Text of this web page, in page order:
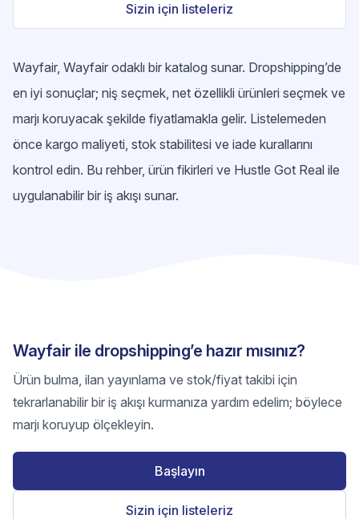
Sizin için listeleriz
Wayfair, Wayfair odaklı bir katalog sunar. Dropshipping’de
en iyi sonuçlar; niş seçmek, net özellikli ürünleri seçmek ve
marjı koruyacak şekilde fiyatlamakla gelir. Listelemeden
önce kargo maliyeti, stok stabilitesi ve iade kurallarını
kontrol edin. Bu rehber, ürün fikirleri ve Hustle Got Real ile
uygulanabilir bir iş akışı sunar.
Wayfair ile dropshipping’e hazır mısınız?
Ürün bulma, ilan yayınlama ve stok/fiyat takibi için
tekrarlanabilir bir iş akışı kurmanıza yardım edelim; böylece
marjı koruyup ölçekleyin.
Başlayın
Sizin için listeleriz